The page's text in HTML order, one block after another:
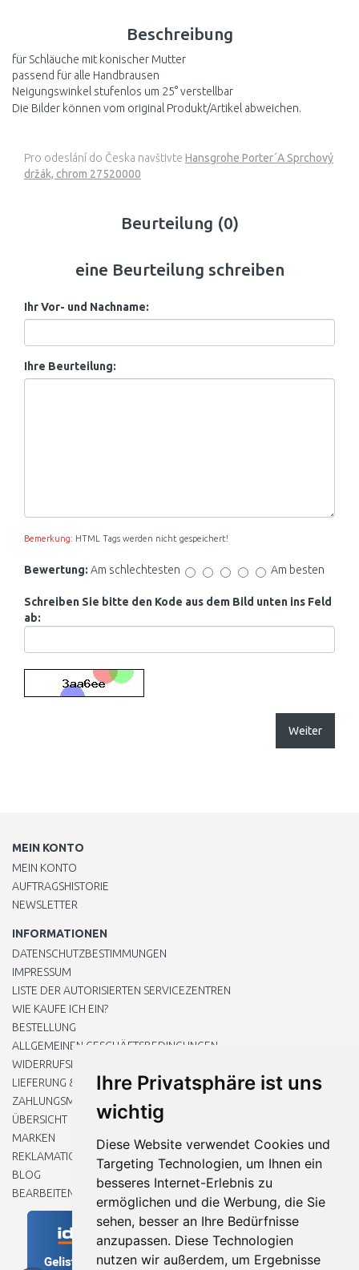
Ihre Privatsphäre ist uns
wichtig
Diese Website verwendet Cookies und
Targeting Technologien, um Ihnen ein
besseres Internet-Erlebnis zu
ermöglichen und die Werbung, die Sie
sehen, besser an Ihre Bedürfnisse
anzupassen. Diese Technologien
nutzen wir außerdem, um Ergebnisse
Beschreibung
für Schläuche mit konischer Mutter
passend für alle Handbrausen
Neigungswinkel stufenlos um 25° verstellbar
Die Bilder können vom original Produkt/Artikel abweichen.
Pro odeslání do Česka navštivte Hansgrohe Porter´A Sprchový
držák, chrom 27520000
Beurteilung (0)
eine Beurteilung schreiben
Ihr Vor- und Nachname:
Ihre Beurteilung:
Bemerkung: HTML Tags werden nicht gespeichert!
Bewertung: Am schlechtesten Am besten
Schreiben Sie bitte den Kode aus dem Bild unten ins Feld
ab:
Weiter
MEIN KONTO
MEIN KONTO
AUFTRAGSHISTORIE
NEWSLETTER
INFORMATIONEN
DATENSCHUTZBESTIMMUNGEN
IMPRESSUM
LISTE DER AUTORISIERTEN SERVICEZENTREN
WIE KAUFE ICH EIN?
BESTELLUNG
ALLGEMEINEN GESCHÄFTSBEDINGUNGEN
WIDERRUFSRECHT
LIEFERUNG & ZAHLUNG
ZAHLUNGSMETHODEN
ÜBERSICHT
MARKEN
REKLAMATIONEN UND RETOUREN
BLOG
BEARBEITEN SIE MEINE COOKIE-EINSTELLUNGEN